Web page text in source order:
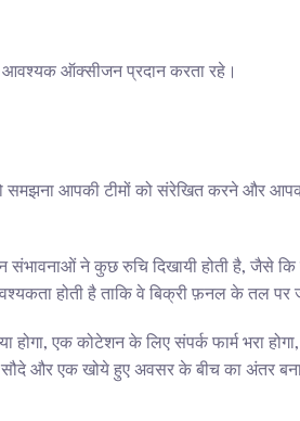
आवश्यक ऑक्सीजन प्रदान करता रहे।
को समझना आपकी टीमों को संरेखित करने और
संभावनाओं ने कुछ रुचि दिखायी होती है, जैसे
होती है ताकि वे बिक्री फ़नल के तल पर
होगा, एक कोटेशन के लिए संपर्क फार्म भरा
सौदे और एक खोये हुए अवसर के बीच का अंतर